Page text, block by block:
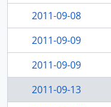
2011-09-08
2011-09-09
2011-09-09
2011-09-13